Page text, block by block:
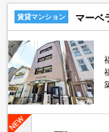
賃貸マンション マーベ